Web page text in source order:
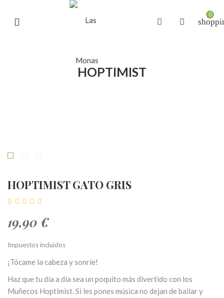
0
HOPTIMIST
HOPTIMIST GATO GRIS
19,90 €
Impuestos incluidos
¡Tócame la cabeza y sonríe!
Haz que tu día a día sea un poquito más divertido con los
Muñecos Hoptimist. Si les pones música no dejan de bailar y